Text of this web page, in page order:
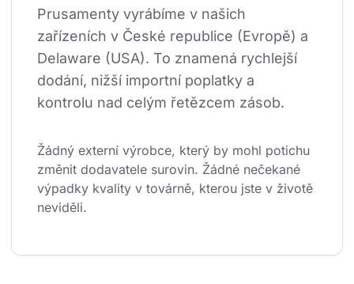
Prusamenty vyrábíme v našich
zařízeních v České republice (Evropě) a
Delaware (USA). To znamená rychlejší
dodání, nižší importní poplatky a
kontrolu nad celým řetězcem zásob.
Žádný externí výrobce, který by mohl potichu
změnit dodavatele surovin. Žádné nečekané
výpadky kvality v továrně, kterou jste v životě
neviděli.